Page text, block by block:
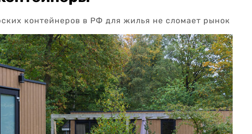
контейнеров в РФ для жилья не сломает рынок